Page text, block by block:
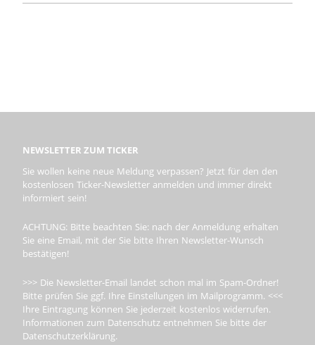
NEWSLETTER ZUM TICKER
Sie wollen keine neue Meldung verpassen? Jetzt für den den
kostenlosen Ticker-Newsletter anmelden und immer direkt
informiert sein!
ACHTUNG: Bitte beachten Sie: nach der Anmeldung erhalten
Sie eine Email, mit der Sie bitte Ihren Newsletter-Wunsch
bestätigen!
>>> Die Newsletter-Email landet schon mal im Spam-Ordner!
Bitte prüfen Sie ggf. Ihre Einstellungen im Mailprogramm. <<<
Ihre Eintragung können Sie jederzeit kostenlos widerrufen.
Informationen zum Datenschutz entnehmen Sie bitte der
Datenschutzerklärung.